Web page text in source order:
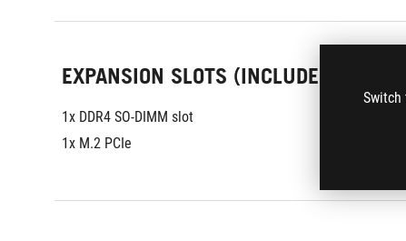
EXPANSION SLOTS (INCLUDES USED)
1x DDR4 SO-DIMM slot
1x M.2 PCIe
1x DDR4